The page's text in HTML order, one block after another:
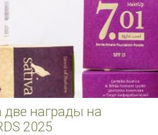
две награды на
2025